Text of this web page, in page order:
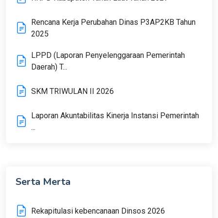
Rencana Kerja Perubahan Dinas P3AP2KB Tahun
2025
LPPD (Laporan Penyelenggaraan Pemerintah
Daerah) T...
SKM TRIWULAN II 2026
Laporan Akuntabilitas Kinerja Instansi Pemerintah
...
Serta Merta
Rekapitulasi kebencanaan Dinsos 2026